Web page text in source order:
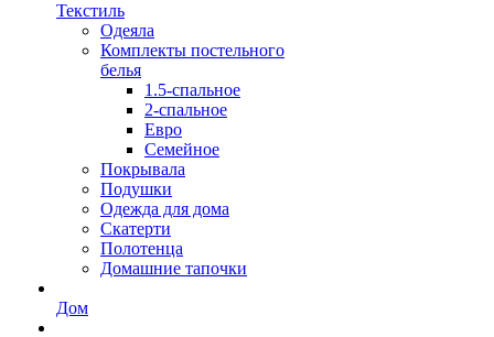
Текстиль
Одеяла
Комплекты постельного
белья
1.5-спальное
2-спальное
Евро
Семейное
Покрывала
Подушки
Одежда для дома
Скатерти
Полотенца
Домашние тапочки
Дом